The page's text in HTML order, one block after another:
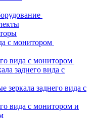
с монитором
вида с монитором
заднего вида с
зеркала заднего вида с
вида с монитором и